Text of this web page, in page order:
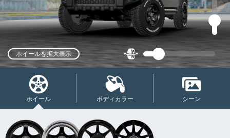
ホイールを拡大表示
ホイール ボディカラー シーン